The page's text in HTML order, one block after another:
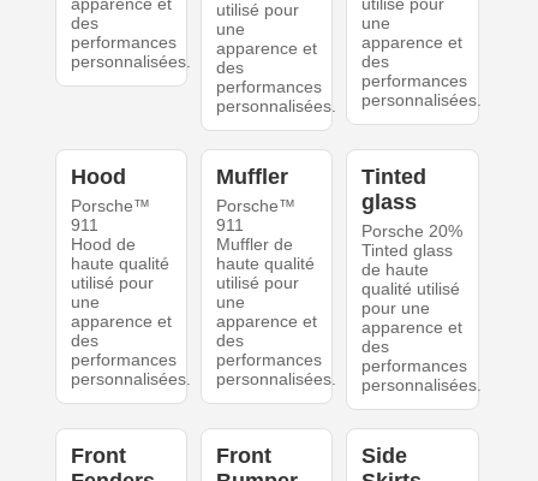
apparence et
des
performances
personnalisées.
utilisé pour
une
apparence et
des
performances
personnalisées.
utilisé pour
une
apparence et
des
performances
personnalisées.
Hood
Porsche™
911
Hood de
haute qualité
utilisé pour
une
apparence et
des
performances
personnalisées.
Muffler
Porsche™
911
Muffler de
haute qualité
utilisé pour
une
apparence et
des
performances
personnalisées.
Tinted
glass
Porsche 20%
Tinted glass
de haute
qualité utilisé
pour une
apparence et
des
performances
personnalisées.
Front
Front
Side